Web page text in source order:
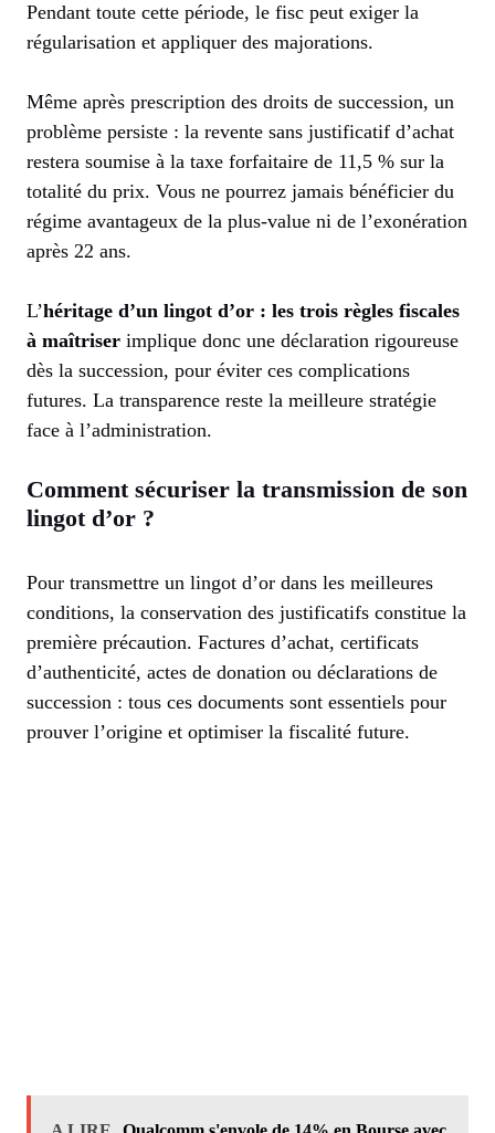
Pendant toute cette période, le fisc peut exiger la
régularisation et appliquer des majorations.
Même après prescription des droits de succession, un
problème persiste : la revente sans justificatif d’achat
restera soumise à la taxe forfaitaire de 11,5 % sur la
totalité du prix. Vous ne pourrez jamais bénéficier du
régime avantageux de la plus-value ni de l’exonération
après 22 ans.
L’héritage d’un lingot d’or : les trois règles fiscales
à maîtriser implique donc une déclaration rigoureuse
dès la succession, pour éviter ces complications
futures. La transparence reste la meilleure stratégie
face à l’administration.
Comment sécuriser la transmission de son
lingot d’or ?
Pour transmettre un lingot d’or dans les meilleures
conditions, la conservation des justificatifs constitue la
première précaution. Factures d’achat, certificats
d’authenticité, actes de donation ou déclarations de
succession : tous ces documents sont essentiels pour
prouver l’origine et optimiser la fiscalité future.